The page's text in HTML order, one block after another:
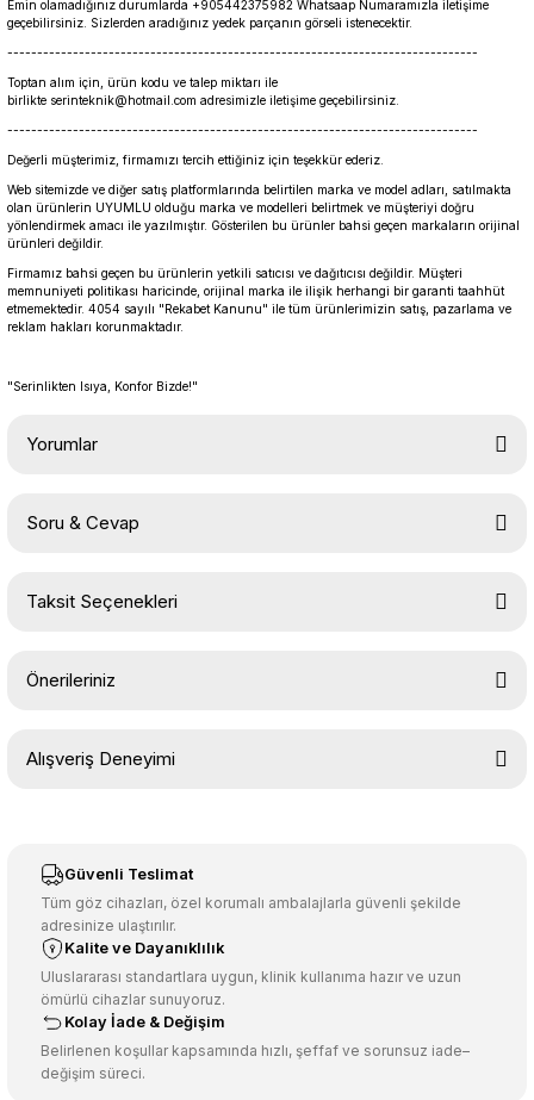
Emin olamadığınız durumlarda +905442375982 Whatsaap Numaramızla iletişime
geçebilirsiniz. Sizlerden aradığınız yedek parçanın görseli istenecektir.
-------------------------------------------------------------------------------
Toptan alım için, ürün kodu ve talep miktarı ile
birlikte serinteknik@hotmail.com adresimizle iletişime geçebilirsiniz.
-------------------------------------------------------------------------------
Değerli müşterimiz, firmamızı tercih ettiğiniz için teşekkür ederiz.
Web sitemizde ve diğer satış platformlarında belirtilen marka ve model adları, satılmakta
olan ürünlerin UYUMLU olduğu marka ve modelleri belirtmek ve müşteriyi doğru
yönlendirmek amacı ile yazılmıştır. Gösterilen bu ürünler bahsi geçen markaların orijinal
ürünleri değildir.
Firmamız bahsi geçen bu ürünlerin yetkili satıcısı ve dağıtıcısı değildir. Müşteri
memnuniyeti politikası haricinde, orijinal marka ile ilişik herhangi bir garanti taahhüt
etmemektedir. 4054 sayılı "Rekabet Kanunu" ile tüm ürünlerimizin satış, pazarlama ve
reklam hakları korunmaktadır.
"Serinlikten Isıya, Konfor Bizde!"
Yorumlar
Soru & Cevap
Taksit Seçenekleri
Önerileriniz
konularda yetersiz gördüğünüz noktaları öneri formunu kullanarak
Ürün resmi kalitesiz, bozuk veya görüntülenemiyor.
Ürün açıklamasında eksik bilgiler bulunuyor.
Ürün bilgilerinde hatalar bulunuyor.
Ürün fiyatı diğer sitelerden daha pahalı.
Bu ürüne benzer farklı alternatifler olmalı.
Alışveriş Deneyimi
Güvenli Teslimat
Tüm göz cihazları, özel korumalı ambalajlarla güvenli şekilde
adresinize ulaştırılır.
Kalite ve Dayanıklılık
Uluslararası standartlara uygun, klinik kullanıma hazır ve uzun
ömürlü cihazlar sunuyoruz.
Kolay İade & Değişim
Belirlenen koşullar kapsamında hızlı, şeffaf ve sorunsuz iade–
değişim süreci.